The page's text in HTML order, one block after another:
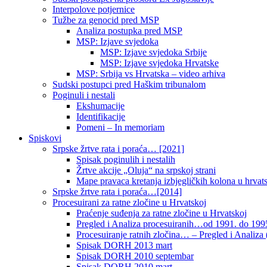
Interpolove potjernice
Tužbe za genocid pred MSP
Analiza postupka pred MSP
MSP: Izjave svjedoka
MSP: Izjave svjedoka Srbije
MSP: Izjave svjedoka Hrvatske
MSP: Srbija vs Hrvatska – video arhiva
Sudski postupci pred Haškim tribunalom
Poginuli i nestali
Ekshumacije
Identifikacije
Pomeni – In memoriam
Spiskovi
Srpske žrtve rata i poraća… [2021]
Spisak poginulih i nestalih
Žrtve akcije „Oluja“ na srpskoj strani
Mape pravaca kretanja izbjegličkih kolona u
Srpske žrtve rata i poraća…[2014]
Procesuirani za ratne zločine u Hrvatskoj
Praćenje suđenja za ratne zločine u Hrvatskoj
Pregled i Analiza procesuiranih…od 1991. do
Procesuiranje ratnih zločina… – Pregled i Analiza
Spisak DORH 2013 mart
Spisak DORH 2010 septembar